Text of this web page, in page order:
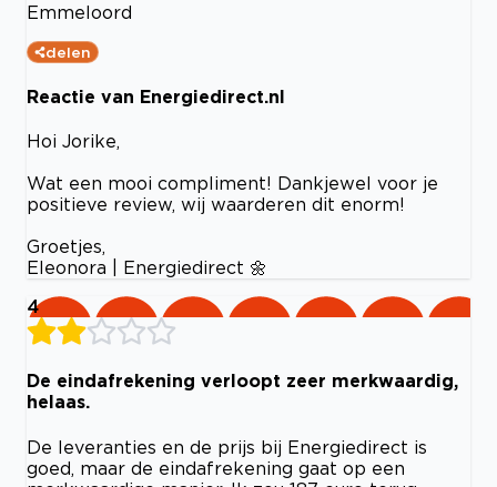
Emmeloord
delen
Reactie van Energiedirect.nl
Hoi Jorike,
Wat een mooi compliment! Dankjewel voor je
positieve review, wij waarderen dit enorm!
Groetjes,
Eleonora | Energiedirect 🌼
4
De eindafrekening verloopt zeer merkwaardig,
helaas.
De leveranties en de prijs bij Energiedirect is
goed, maar de eindafrekening gaat op een